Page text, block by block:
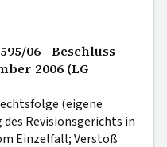
06 - Beschluss
2006 (LG
(eigene
Revisionsgerichts in
Einzelfall; Verstoß